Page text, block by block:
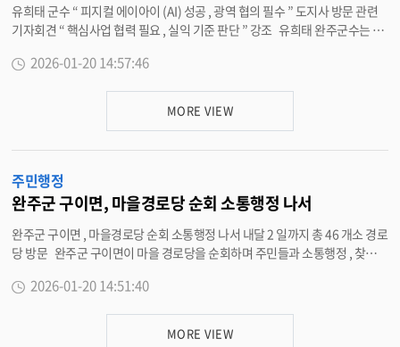
유희태 군수 “ 피지컬 에이아이 (AI) 성공 , 광역 협의 필수 ” 도지사 방문 관련
기자회견 “ 핵심사업 협력 필요 , 실익 기준 판단 ” 강조 유희태 완주군수는 20
거나 어떤 결론을 미리 도출하기 위한 자리가 결코 아니다 ” 며 완주군의 주요
하는 정책 협의의 장이 돼야 한다고 밝혔다 . 유 군수는 “ 의견이 다르더라도
. 유 군수는 특히 완주군 일원에 조성될 예정인 ‘ 피지컬 에이아이 (physical A
I) 생태계 조성사업 ’ 을 언급하며 “2026 년부터 2030 년까지 5 년간 추진되는
총사업비 1 조 원 규모의 초대형 프로젝트 ” 라고 설명했다 . 피지컬 에이아이
는 과학기술정보통신부 연구 개발 (R&D) 지원 4,000 억 원과 시설 · 장비 구축
2,000 억 원 등 국비 6,000 억 원이 투입되고 지방비 1,500 억 원 , 민간 투자 2,
정부 2 차 추경에 시범사업 예산 국비 219 억 원이 반영됐고 , 2026 년 본사업
억 원 규모 지방비 매칭 비율 협의에서 광역지자체 차원의 책임 있는 분담을 이
2026-01-20 14:57:46
MORE VIEW
주민행정
완주군 구이면, 마을경로당 순회 소통행정 나서
완주군 구이면 , 마을경로당 순회 소통행정 나서 내달 2 일까지 총 46 개소 경로
당 방문 완주군 구이면이 마을 경로당을 순회하며 주민들과 소통행정 , 찾아가
다음 달 2 일까지 46 개소 경로당을 방문한다 . 현장에서는 연일 계속되는 강
사항을 청취하는 등 주민과의 소통행정을 펼칠 예정이다 . 최은아 구이면장은
2026-01-20 14:51:40
MORE VIEW